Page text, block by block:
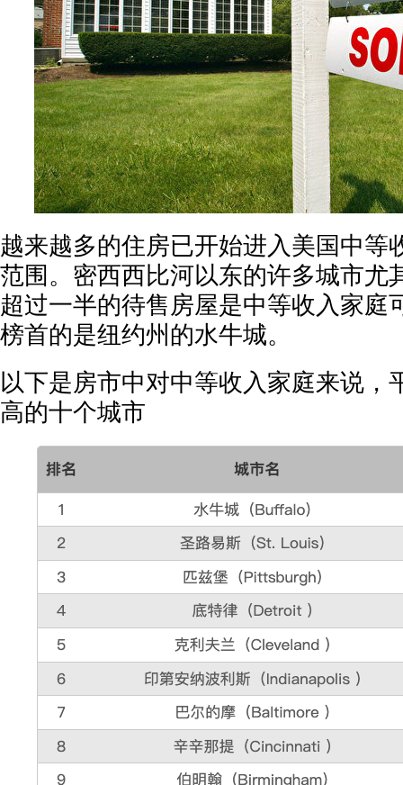
越来越多的住房已开始进入美国中等
范围。密西西比河以东的许多城市尤
超过一半的待售房屋是中等收入家庭
榜首的是纽约州的水牛城。
以下是房市中对中等收入家庭来说，
高的十个城市